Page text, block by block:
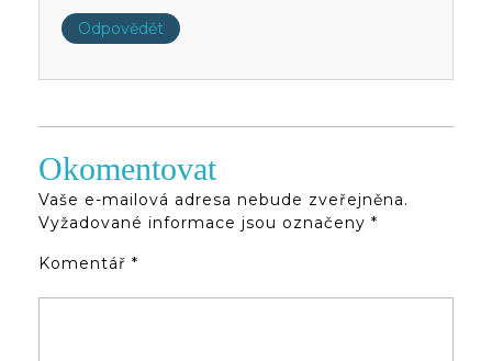
Odpovědět
Okomentovat
Vaše e-mailová adresa nebude zveřejněna.
Vyžadované informace jsou označeny *
Komentář *